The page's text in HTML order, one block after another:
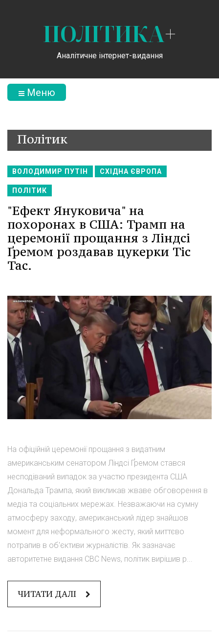
ПОЛІТИКА+
Аналітичне інтернет-видання
Меню
Політик
ВОЛОДИМИР ПУТІН СХІДНА ЄВРОПА
ПОЛІТИК
"Ефект Януковича" на
похоронах в США: Трамп на
церемонії прощання з Ліндсі
Ґремом роздавав цукерки Tic
Tac.
На офіційній церемонії прощання з видатним
американським сенатором Ліндсі Ґремом стався
несподіваний випадок за участю президента США
Дональда Трампа, який викликав жваве обговорення в
медіа та соціальних мережах. Незважаючи на сумну
атмосферу заходу, американський лідер знайшов
момент для неформального жесту, який миттєво
потрапив в об'єктиви журналістів. Як зазначає
авторитетне видання CBC News, політик вирішив р...
ЧИТАТИ ДАЛІ